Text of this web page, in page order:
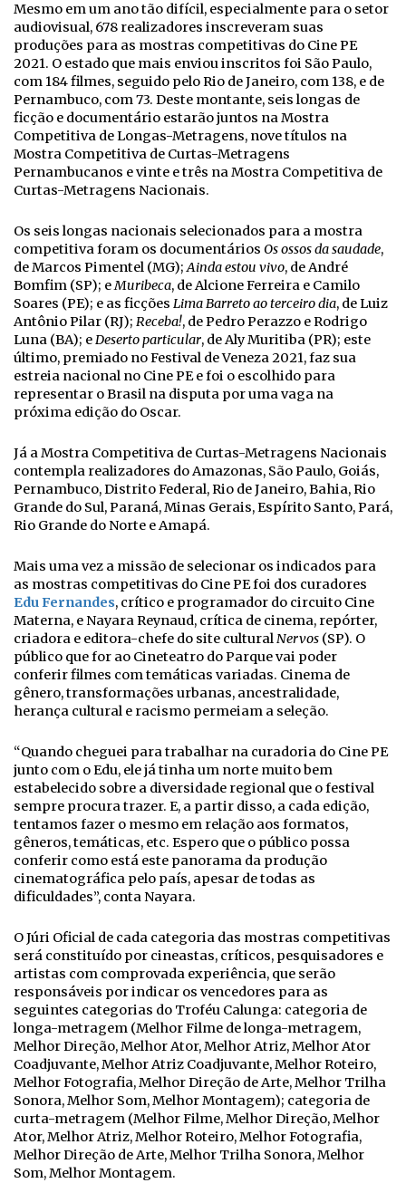
Mesmo em um ano tão difícil, especialmente para o setor
audiovisual, 678 realizadores inscreveram suas
produções para as mostras competitivas do Cine PE
2021. O estado que mais enviou inscritos foi São Paulo,
com 184 filmes, seguido pelo Rio de Janeiro, com 138, e de
Pernambuco, com 73. Deste montante, seis longas de
ficção e documentário estarão juntos na Mostra
Competitiva de Longas-Metragens, nove títulos na
Mostra Competitiva de Curtas-Metragens
Pernambucanos e vinte e três na Mostra Competitiva de
Curtas-Metragens Nacionais.
Os seis longas nacionais selecionados para a mostra
competitiva foram os documentários Os ossos da saudade,
de Marcos Pimentel (MG);Ainda estou vivo, de André
Bomfim (SP); eMuribeca, de Alcione Ferreira e Camilo
Soares (PE); e as ficções Lima Barreto ao terceiro dia, de Luiz
Antônio Pilar (RJ); Receba!, de Pedro Perazzo e Rodrigo
Luna (BA); eDeserto particular, de Aly Muritiba (PR); este
último, premiado no Festival de Veneza 2021, faz sua
estreia nacional no Cine PE e foi o escolhido para
representar o Brasil na disputa por uma vaga na
próxima edição do Oscar.
Já a Mostra Competitiva de Curtas-Metragens Nacionais
contempla realizadores do Amazonas, São Paulo, Goiás,
Pernambuco, Distrito Federal, Rio de Janeiro, Bahia, Rio
Grande do Sul, Paraná, Minas Gerais, Espírito Santo, Pará,
Rio Grande do Norte e Amapá.
Mais uma vez a missão de selecionar os indicados para
as mostras competitivas do Cine PE foi dos curadores
Edu Fernandes, crítico e programador do circuito Cine
Materna, e Nayara Reynaud, crítica de cinema, repórter,
criadora e editora-chefe do site culturalNervos (SP). O
público que for ao Cineteatro do Parque vai poder
conferir filmes com temáticas variadas. Cinema de
gênero, transformações urbanas, ancestralidade,
herança cultural e racismo permeiam a seleção.
“Quando cheguei para trabalhar na curadoria do Cine PE
junto com o Edu, ele já tinha um norte muito bem
estabelecido sobre a diversidade regional que o festival
sempre procura trazer. E, a partir disso, a cada edição,
tentamos fazer o mesmo em relação aos formatos,
gêneros, temáticas, etc. Espero que o público possa
conferir como está este panorama da produção
cinematográfica pelo país, apesar de todas as
dificuldades”, conta Nayara.
O Júri Oficial de cada categoria das mostras competitivas
será constituído por cineastas, críticos, pesquisadores e
artistas com comprovada experiência, que serão
responsáveis por indicar os vencedores para as
seguintes categorias do Troféu Calunga: categoria de
longa-metragem (Melhor Filme de longa-metragem,
Melhor Direção, Melhor Ator, Melhor Atriz, Melhor Ator
Coadjuvante, Melhor Atriz Coadjuvante, Melhor Roteiro,
Melhor Fotografia, Melhor Direção de Arte, Melhor Trilha
Sonora, Melhor Som, Melhor Montagem); categoria de
curta-metragem (Melhor Filme, Melhor Direção, Melhor
Ator, Melhor Atriz, Melhor Roteiro, Melhor Fotografia,
Melhor Direção de Arte, Melhor Trilha Sonora, Melhor
Som, Melhor Montagem.